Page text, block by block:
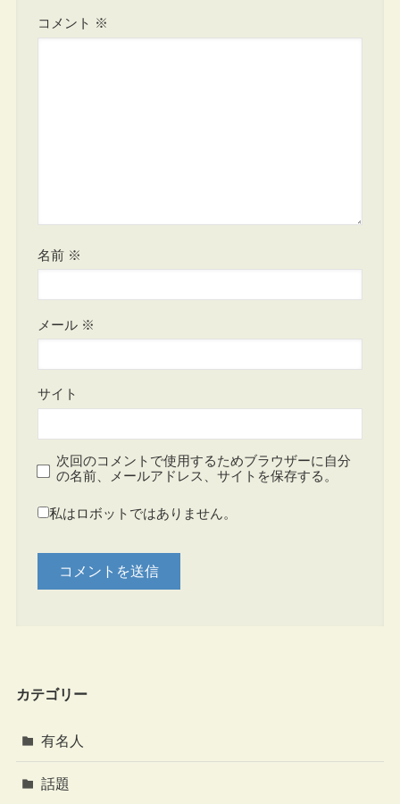
コメント ※
名前 ※
メール ※
サイト
次回のコメントで使用するためブラウザーに自分
の名前、メールアドレス、サイトを保存する。
私はロボットではありません。
カテゴリー
有名人
話題